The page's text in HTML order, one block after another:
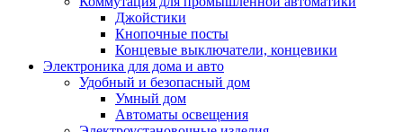
Джойстики
Кнопочные посты
Концевые выключатели, концевики
Электроника для дома и авто
Удобный и безопасный дом
Умный дом
Автоматы освещения